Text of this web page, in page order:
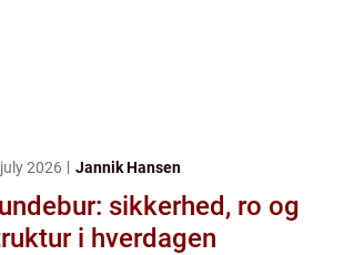
2026 Jannik Hansen
sikkerhed, ro og
i hverdagen